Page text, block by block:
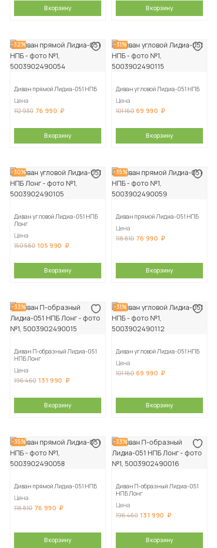
В корзину В корзину
-32%
Диван прямой Лидиа-051 НПБ
Цена
112 930 76 990
В корзину
-31%
Диван угловой Лидиа-051 НПБ
Цена
101 160 69 990
В корзину
-30%
Диван угловой Лидиа-051 НПБ
Лонг
Цена
150 580 105 990
В корзину
-35%
Диван прямой Лидиа-051 НПБ
Цена
118 810 76 990
В корзину
-33%
Диван П-образный Лидиа-051
НПБ Лонг
Цена
196 460 131 990
В корзину
-31%
Диван угловой Лидиа-051 НПБ
Цена
101 160 69 990
В корзину
-35%
Диван прямой Лидиа-051 НПБ
Цена
118 810 76 990
В корзину
-33%
Диван П-образный Лидиа-051
НПБ Лонг
Цена
196 460 131 990
В корзину